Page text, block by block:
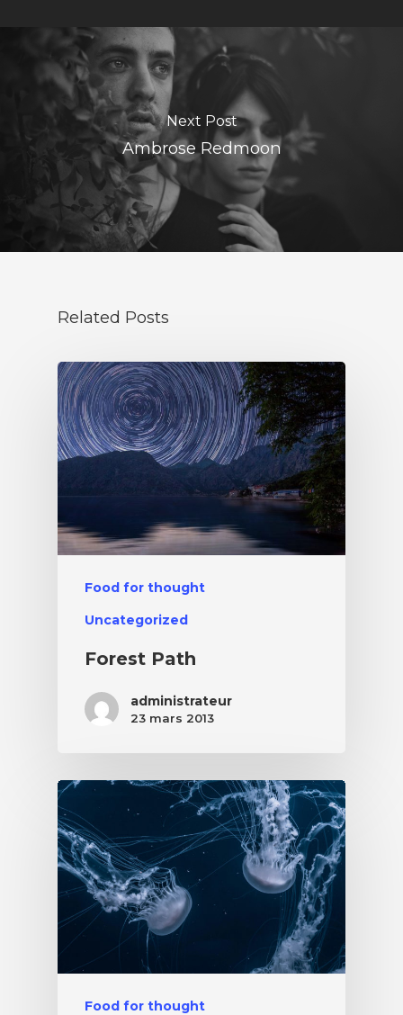
Next Post
Ambrose Redmoon
Related Posts
Food for thought
Uncategorized
Forest Path
administrateur
23 mars 2013
Food for thought